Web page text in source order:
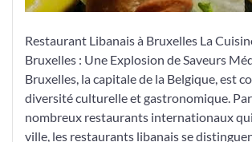
Restaurant Libanais à Bruxelles La
Bruxelles : Une Explosion de Saveurs
Bruxelles, la capitale de la Belgique, est
diversité culturelle et gastronomique.
nombreux restaurants internationaux
ville, les restaurants libanais se